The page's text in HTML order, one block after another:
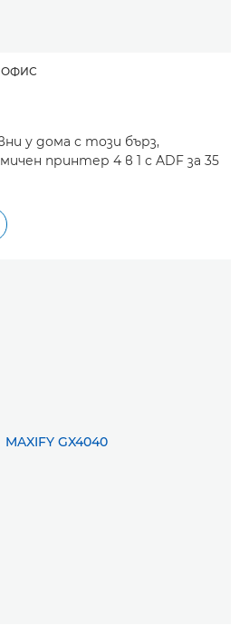
ОФИС
у дома с този бърз,
принтер 4 в 1 с ADF за 35